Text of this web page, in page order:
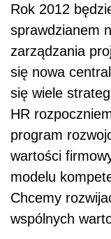
Rok 2012
sprawdzianem
zarządzania
się nowa
się wiele
HR
program
wartości
modelu
Chcemy
wspólnych